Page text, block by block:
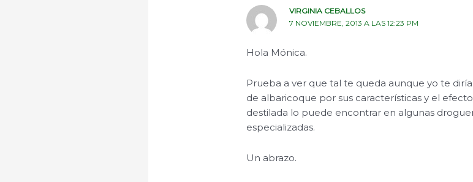
VIRGINIA CEBALLOS
7 NOVIEMBRE, 2013 A LAS 12:23 PM
Hola Mónica.
Prueba a ver que tal te queda aunque yo te
de albaricoque por sus características y el
destilada lo puede encontrar en algunas
especializadas.
Un abrazo.